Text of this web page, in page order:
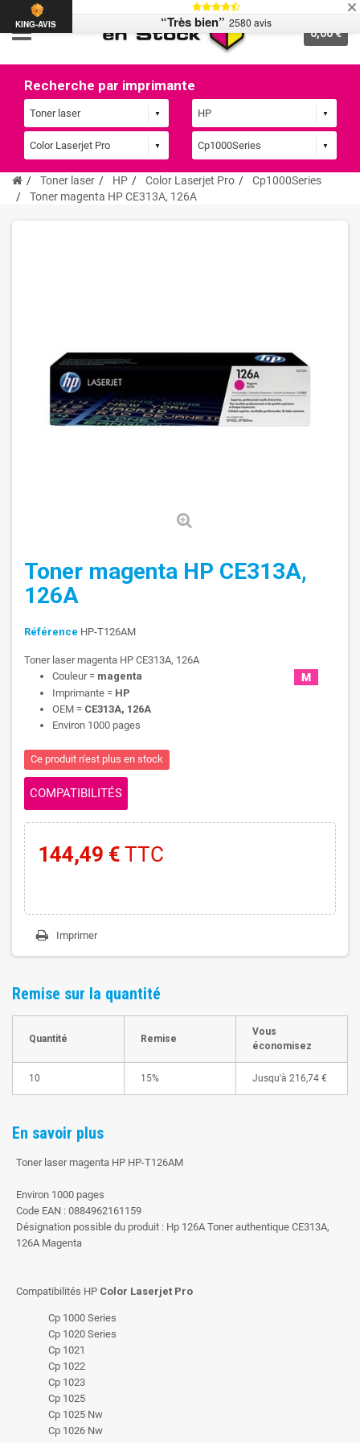
0,00 €
Recherche par imprimante
Toner laser HP Color Laserjet Pro
Cp1000Series
Toner magenta HP CE313A, 126A
Toner magenta HP CE313A,
126A
Référence HP-T126AM
Toner laser magenta HP CE313A, 126A
Couleur = magenta
Imprimante = HP
OEM = CE313A, 126A
Environ 1000 pages
Ce produit n'est plus en stock
COMPATIBILITÉS
144,49 € TTC
Imprimer
Remise sur la quantité
Quantité Remise
Vous
économisez
10 15% Jusqu'à 216,74 €
En savoir plus
Toner laser magenta HP HP-T126AM
Environ 1000 pages
Code EAN : 0884962161159
Désignation possible du produit : Hp 126A Toner authentique CE313A,
126A Magenta
Compatibilités HP Color Laserjet Pro
Cp 1000 Series
Cp 1020 Series
Cp 1021
Cp 1022
Cp 1023
Cp 1025
Cp 1025 Nw
Cp 1026 Nw
KING-AVIS “Très bien” 2580 avis